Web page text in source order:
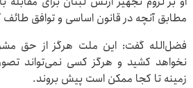
مطابق آنچه در قانون اساسی و توافق طائف
فضل‌الله گفت: این ملت هرگز از حق
نخواهد کشید و هرگز کسی نمی‌تواند
زمینه تا کجا ممکن است پیش بروند.